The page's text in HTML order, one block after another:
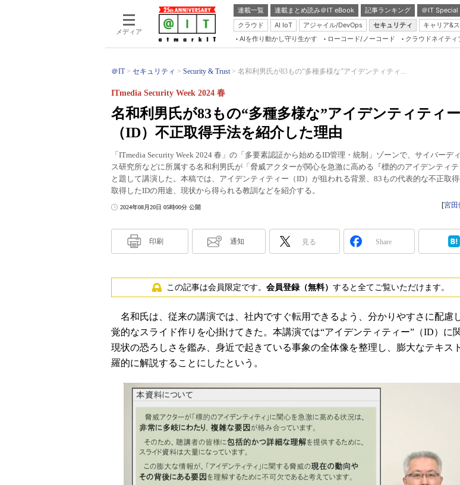
メディア
連載一覧 連載まとめ読み＠IT eBook 記事ランキング ＠IT Special
クラウド
AI IoT アジャイル/DevOps セキュリティ キャリア&
AIを作り動かし守り生かす ローコード/ノーコード クラウドネイティ
＠IT セキュリティ Security & Trust 名和利男氏が83もの“多種多様な”アイデンティティ...
名和利男氏が83もの“多種多様な”アイデンティティー
（ID）不正取得手法を紹介した理由
ITmedia Security Week 2024 春
「ITmedia Security Week 2024 春」の「多要素認証から始めるID管理・統制」ゾーンで、サイバーデ
ス研究所などに所属する名和利男氏が「脅威アクターが関心を急激に高める『標的のアイデンティテ
と題して講演した。本稿では、アイデンティティー（ID）が狙われる背景、83もの代表的な不正取得
取得したIDの用途、現状から得られる教訓などを紹介する。
2024年08月20日 05時00分 公開 [宮田
印刷 通知 見る Share
この記事は会員限定です。 会員登録（無料） すると全てご覧いただけます。
名和氏は、従来の講演では、社内ですぐ転用できるよう、分かりやすさに配慮
覚的なスライド作りを心掛けてきた。本講演では“アイデンティティー”（ID）に
現状の恐ろしさを鑑み、身近で起きている事象の全体像を整理し、膨大なテキス
羅的に解説することにしたという。